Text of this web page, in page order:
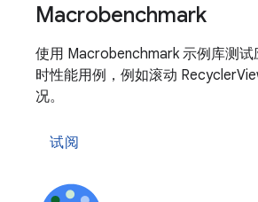
Macrobenchmark
使用 Macrobenchmark 示例库测
时性能用例，例如滚动
况。
试阅